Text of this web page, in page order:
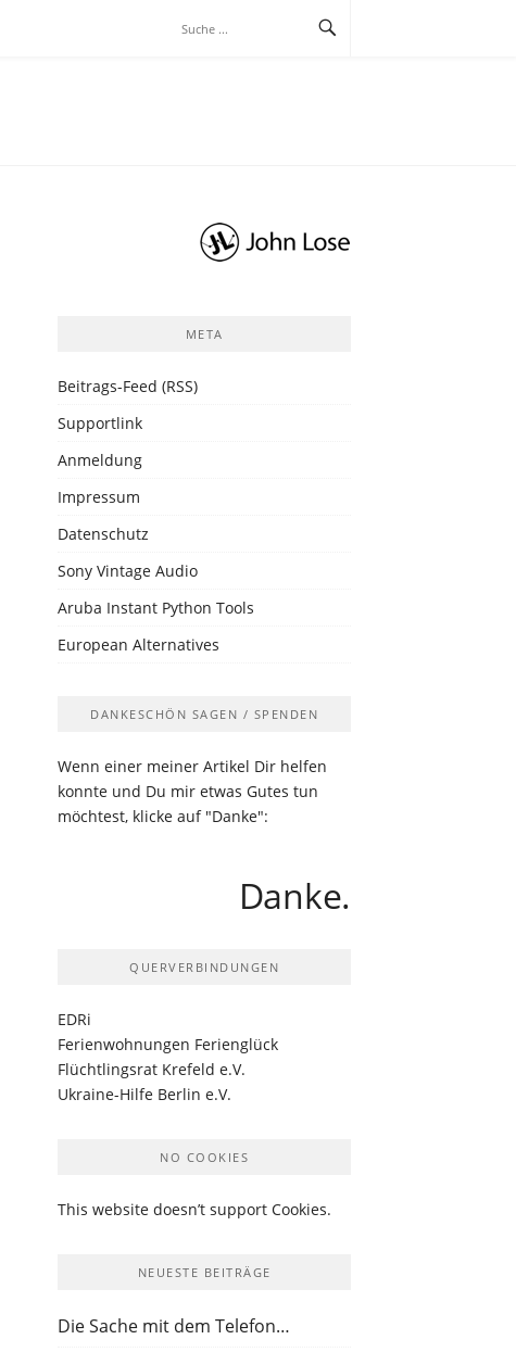
META
Beitrags-Feed (RSS)
Supportlink
Anmeldung
Impressum
Datenschutz
Sony Vintage Audio
Aruba Instant Python Tools
European Alternatives
DANKESCHÖN SAGEN / SPENDEN
Wenn einer meiner Artikel Dir helfen
konnte und Du mir etwas Gutes tun
möchtest, klicke auf "Danke":
Danke.
QUERVERBINDUNGEN
EDRi
Ferienwohnungen Ferienglück
Flüchtlingsrat Krefeld e.V.
Ukraine-Hilfe Berlin e.V.
NO COOKIES
This website doesn’t support Cookies.
NEUESTE BEITRÄGE
Die Sache mit dem Telefon…